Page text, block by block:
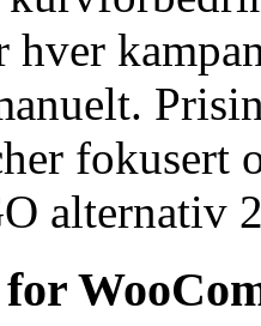
hver
fokusert
alternativ